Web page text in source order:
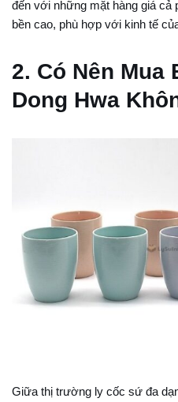
đến với những mặt hàng giá cả
bền cao, phù hợp với kinh tế
2. Có Nên Mua
Dong Hwa
Giữa thị trường ly cốc sứ đa